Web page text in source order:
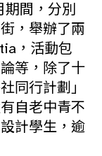
間，分別
，舉辦了兩
，活動包
等，除了十
同行計劃」
自老中青不
計學生，逾